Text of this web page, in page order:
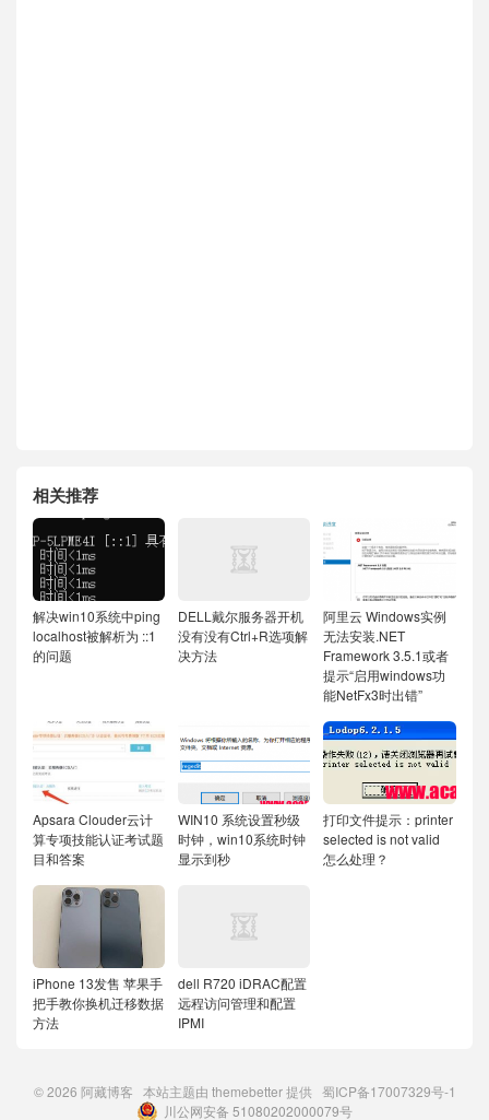
相关推荐
解决win10系统中ping
localhost被解析为 ::1
的问题
DELL戴尔服务器开机
没有没有Ctrl+R选项解
决方法
阿里云 Windows实例
无法安装.NET
Framework 3.5.1或者
提示“启用windows功
能NetFx3时出错”
Apsara Clouder云计
算专项技能认证考试题
目和答案
WIN10 系统设置秒级
时钟，win10系统时钟
显示到秒
打印文件提示：printer
selected is not valid
怎么处理？
iPhone 13发售 苹果手
把手教你换机迁移数据
方法
dell R720 iDRAC配置
远程访问管理和配置
IPMI
© 2026 阿藏博客 本站主题由 themebetter提供 蜀ICP备17007329号-1
川公网安备 51080202000079号